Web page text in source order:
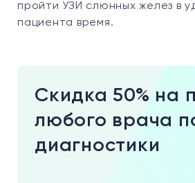
пройти УЗИ слюнных желез в
пациента время.
Скидка 50% на
любого врача
диагностики